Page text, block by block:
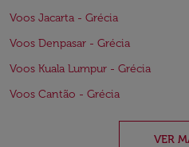
Voos Jacarta - Grécia
Voos Denpasar - Grécia
Voos Kuala Lumpur - Grécia
Voos Cantão - Grécia
VER